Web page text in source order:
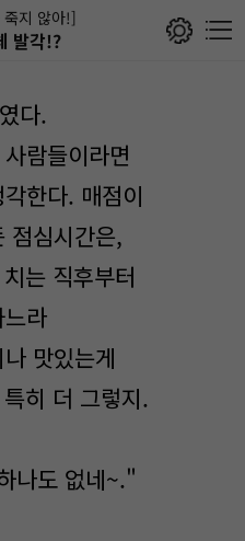
지 않아!]
발각!?
다.
람들이라면
한다. 매점이
점심시간은,
는 직후부터
라
맛있는게
히 더 그렇지.
나도 없네~."